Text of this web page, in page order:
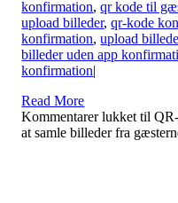
konfirmation,qr kode til
upload billeder,qr-kode
konfirmation,upload
billeder uden app
konfirmation|
Read More
Kommentarer lukket til
at samle billeder fra